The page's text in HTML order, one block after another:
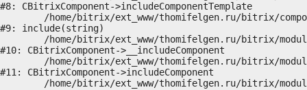
#8: CBitrixComponent->includeComponentTemplate
#9: include(string)
#10: CBitrixComponent->__includeComponent
#11: CBitrixComponent->includeComponent